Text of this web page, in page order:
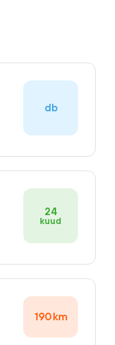
db
24
kuud
190km